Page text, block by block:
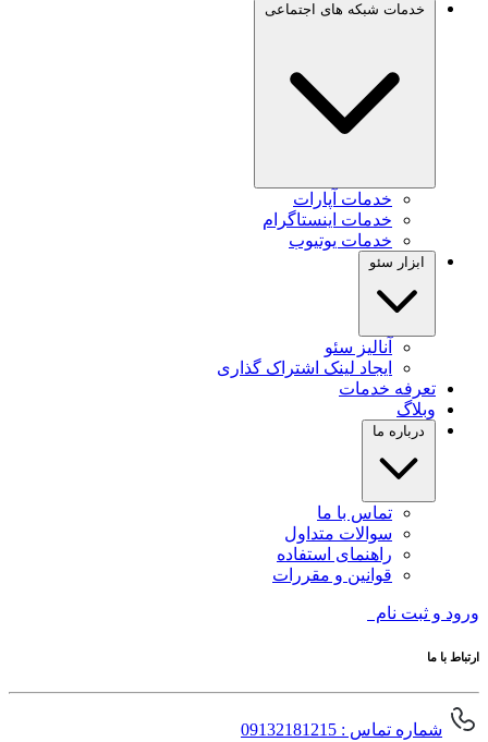
خدمات شبکه های اجتماعی
خدمات آپارات
خدمات اینستاگرام
خدمات یوتیوب
ابزار سئو
آنالیز سئو
ایجاد لینک اشتراک گذاری
تعرفه خدمات
وبلاگ
درباره ما
تماس با ما
سوالات متداول
راهنمای استفاده
قوانین و مقررات
ورود و ثبت نام
ارتباط با ما
شماره تماس : 09132181215